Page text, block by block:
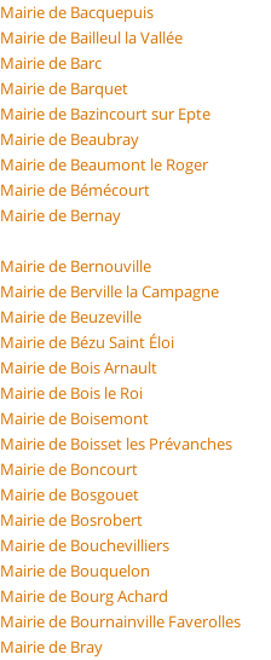
Mairie de Bacquepuis
Mairie de Bailleul la Vallée
Mairie de Barc
Mairie de Barquet
Mairie de Bazincourt sur Epte
Mairie de Beaubray
Mairie de Beaumont le Roger
Mairie de Bémécourt
Mairie de Bernay
Mairie de Bernouville
Mairie de Berville la Campagne
Mairie de Beuzeville
Mairie de Bézu Saint Éloi
Mairie de Bois Arnault
Mairie de Bois le Roi
Mairie de Boisemont
Mairie de Boisset les Prévanches
Mairie de Boncourt
Mairie de Bosgouet
Mairie de Bosrobert
Mairie de Bouchevilliers
Mairie de Bouquelon
Mairie de Bourg Achard
Mairie de Bournainville Faverolles
Mairie de Bray